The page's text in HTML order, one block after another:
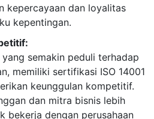
kepercayaan dan loyalitas
kepentingan.
semakin peduli terhadap
memiliki sertifikasi ISO 14001
keunggulan kompetitif.
dan mitra bisnis lebih
bekerja dengan perusahaan